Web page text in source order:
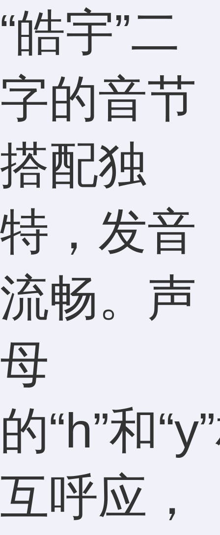
“皓宇”二
字的音节
搭配独
特，发音
流畅。声
母
的“h”和
互呼应，